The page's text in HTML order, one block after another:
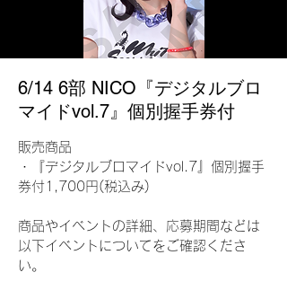
6/14 6部 NICO『デジタルブロ
マイドvol.7』個別握手券付
販売商品
・『デジタルブロマイドvol.7』個別握手
券付1,700円(税込み)
商品やイベントの詳細、応募期間などは
以下イベントについてをご確認くださ
い。